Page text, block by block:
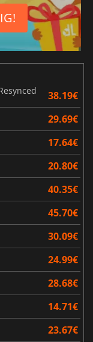
38.19€
29.69€
17.64€
20.80€
40.35€
45.70€
30.09€
24.99€
28.68€
14.71€
23.67€